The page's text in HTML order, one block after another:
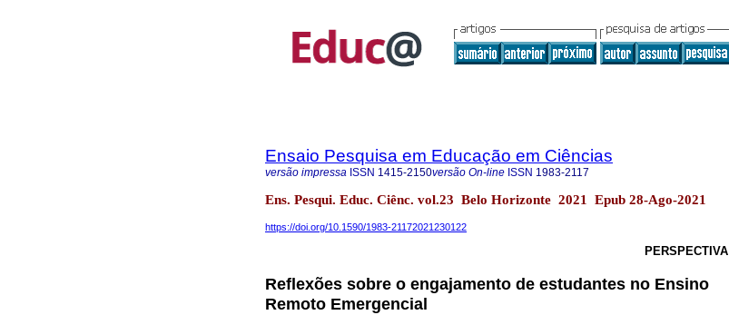
Ensaio Pesquisa em Educação em Ciências
versão impressa ISSN 1415-2150versão On-line ISSN 1983-2117
Ens. Pesqui. Educ. Ciênc. vol.23 Belo Horizonte 2021 Epub 28-Ago-2021
https://doi.org/10.1590/1983-21172021230122
PERSPECTIVA
Reflexões sobre o engajamento de estudantes no Ensino
Remoto Emergencial